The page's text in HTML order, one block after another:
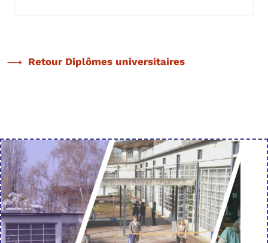
Retour Diplômes universitaires